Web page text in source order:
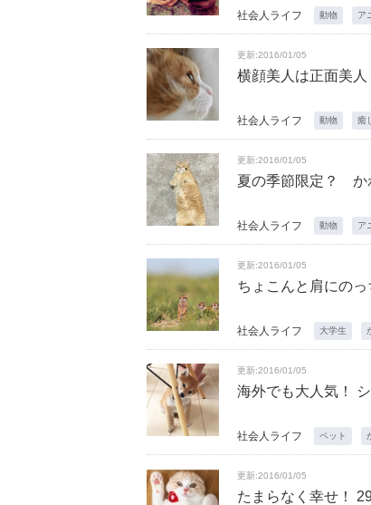
社会人ライフ 動物 ア
更新:2016/01/05
横顔美人は正面美
社会人ライフ 動物 癒し
更新:2016/01/05
夏の季節限定？ か
社会人ライフ 動物 ア
更新:2016/01/05
ちょこんと肩にの
社会人ライフ 大学生
更新:2016/01/05
海外でも大人気！
社会人ライフ ペット
更新:2016/01/05
たまらなく幸せ！